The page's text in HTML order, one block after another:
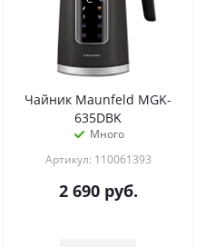
Чайник Maunfeld MGK-
635DBK
Много
Артикул: 110061393
2 690руб.